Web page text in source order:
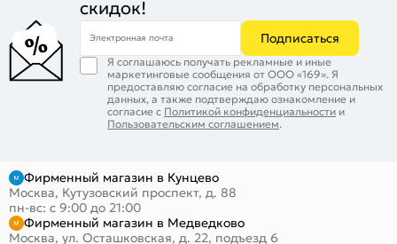
скидок!
Электронная почта Подписаться
Я соглашаюсь получать рекламные и иные
маркетинговые сообщения от ООО «169». Я
предоставляю согласие на обработку персональных
данных, а также подтверждаю ознакомление и
согласие с Политикой конфиденциальности и
Пользовательским соглашением.
Фирменный магазин в Кунцево
Москва, Кутузовский проспект, д. 88
пн-вс: с 9:00 до 21:00
Фирменный магазин в Медведково
Москва, ул. Осташковская, д. 22, подъезд 6